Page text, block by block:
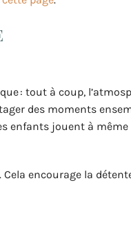
: tout à coup,
des moments
enfants jouent à même
encourage la